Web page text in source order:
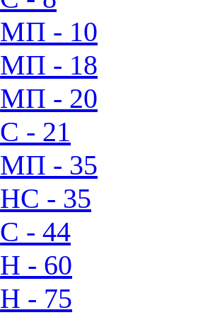
МП - 10
МП - 18
МП - 20
C - 21
МП - 35
HC - 35
C - 44
H - 60
H - 75